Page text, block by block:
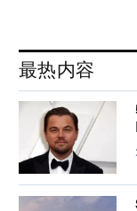
最热内容